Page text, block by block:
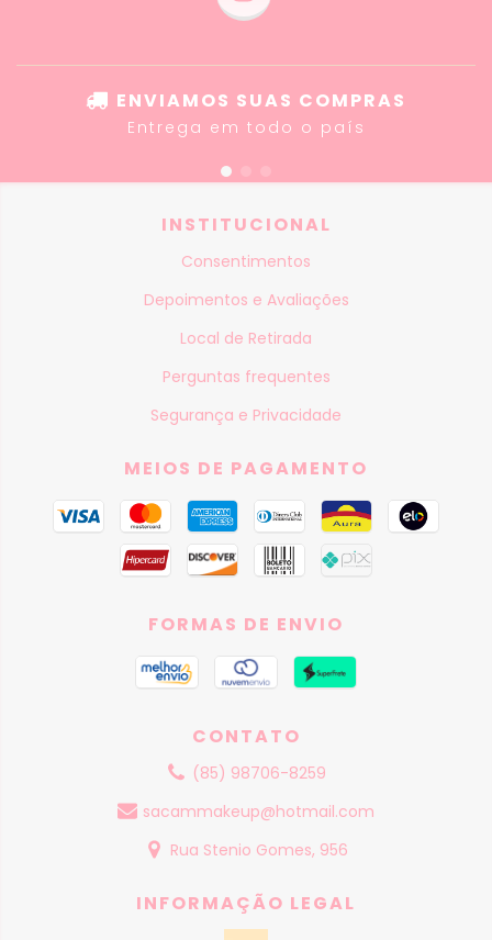
ENVIAMOS SUAS COMPRAS
Entrega em todo o país
INSTITUCIONAL
Consentimentos
Depoimentos e Avaliações
Local de Retirada
Perguntas frequentes
Segurança e Privacidade
MEIOS DE PAGAMENTO
FORMAS DE ENVIO
CONTATO
(85) 98706-8259
sacammakeup@hotmail.com
Rua Stenio Gomes, 956
INFORMAÇÃO LEGAL